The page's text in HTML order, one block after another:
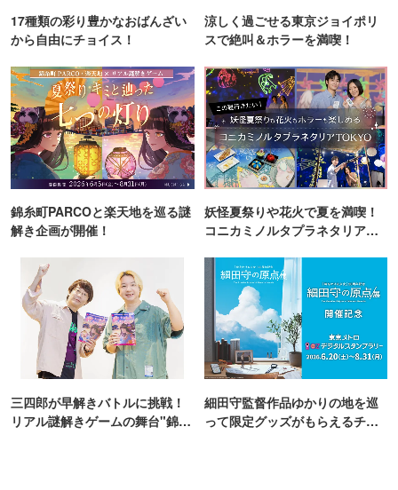
17種類の彩り豊かなおばんざい
から自由にチョイス！
涼しく過ごせる東京ジョイポリ
スで絶叫＆ホラーを満喫！
錦糸町PARCOと楽天地を巡る謎
解き企画が開催！
妖怪夏祭りや花火で夏を満喫！
コニカミノルタプラネタリア
三四郎が早解きバトルに挑戦！
リアル謎解きゲームの舞台"錦糸
細田守監督作品ゆかりの地を巡
って限定グッズがもらえるチャ